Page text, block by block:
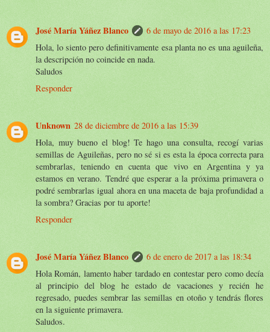
José María Yáñez Blanco
6 de mayo de 2016 a las 17:23
Hola, lo siento pero definitivamente esa planta no es una aguileña,
la descripción no coincide en nada.
Saludos
Responder
Unknown 28 de diciembre de 2016 a las 15:39
Hola, muy bueno el blog! Te hago una consulta, recogí varias
semillas de Aguileñas, pero no sé si es esta la época correcta para
sembrarlas, teniendo en cuenta que vivo en Argentina y ya
estamos en verano. Tendré que esperar a la próxima primavera o
podré sembrarlas igual ahora en una maceta de baja profundidad a
la sombra? Gracias por tu aporte!
Responder
José María Yáñez Blanco
6 de enero de 2017 a las 18:34
Hola Román, lamento haber tardado en contestar pero como decía
al principio del blog he estado de vacaciones y recién he
regresado, puedes sembrar las semillas en otoño y tendrás flores
en la siguiente primavera.
Saludos.